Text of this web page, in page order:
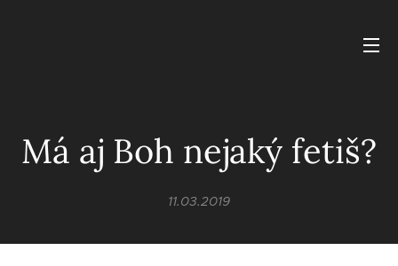
Má aj Boh nejaký fetiš?
11.03.2019